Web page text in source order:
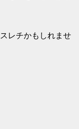
レチかもしれませ